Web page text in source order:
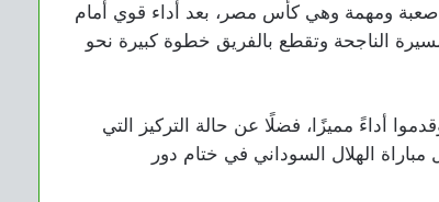
صعبة ومهمة وهي كأس مصر، بعد أداء قوي أمام
الناجحة وتقطع بالفريق خطوة كبيرة نحو
أداءً مميزًا، فضلًا عن حالة التركيز التي
الهلال السوداني في ختام دور